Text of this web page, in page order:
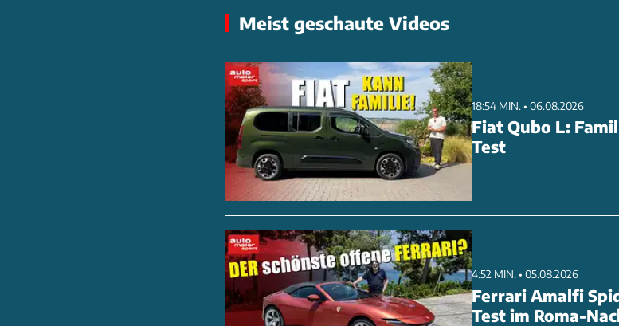
Meist geschaute Videos
18:54 MIN. • 06.08.2026
Fiat Qubo L:
Test
4:52 MIN. • 05.08.2026
Ferrari Amalfi
Test im Roma-